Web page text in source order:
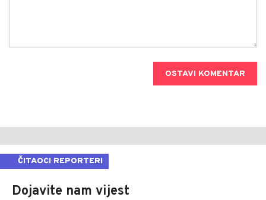
OSTAVI KOMENTAR
ČITAOCI REPORTERI
Dojavite nam vijest